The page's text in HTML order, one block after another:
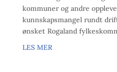
kommuner og andre
kunnskapsmangel rundt
ønsket Rogaland
LES MER